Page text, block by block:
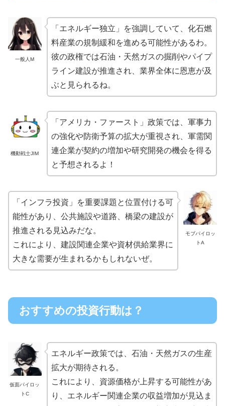
一般人M
「エネルギー独立」を強調していて、化石燃
料産業の規制緩和を進める可能性があるわ。
彼の政権では石油・天然ガスの掘削やパイプ
ライン建設が推進され、業界全体に恩恵が及
ぶと見られるね。
機動戦士JIM
「アメリカ・ファースト」政策では、軍事力
の強化や防衛予算の拡大が重視され、軍需関
連企業が契約の増加や研究開発の機会を得る
と予想されるよ！
モブパイロッ
トA
「インフラ投資」を重要課題と位置付ける可
能性があり、公共施設や道路、橋梁の建設が
推進される見込みだな。
これにより、建設関連企業や資材供給業界に
大きな需要が生まれるかもしれないぜ。
おすすめの投資行動は？
仮面パイロッ
トC
エネルギー政策では、石油・天然ガスの生産
拡大が期待される。
これにより、資源価格が上昇する可能性があ
り、エネルギー関連企業の収益増加が見込ま